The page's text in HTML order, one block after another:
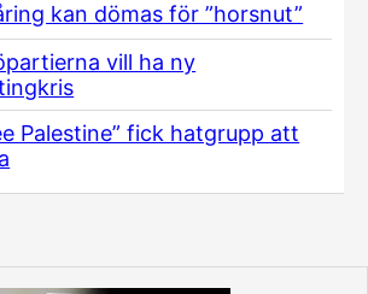
kan dömas för ”horsnut”
vill ha ny
Palestine” fick hatgrupp att